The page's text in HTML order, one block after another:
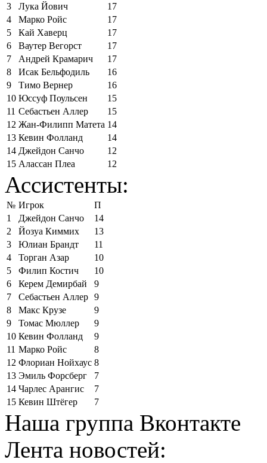
3
Лука Йович
17
4
Марко Ройс
17
5
Кай Хаверц
17
6
Ваутер Вегорст
17
7
Андрей Крамарич
17
8
Исак Бельфодиль
16
9
Тимо Вернер
16
10 Юссуф Поульсен
15
11 Себастьен Аллер
15
12 Жан-Филипп Матета 14
13 Кевин Фолланд
14
14 Джейдон Санчо
12
15 Алассан Плеа 12
Ассистенты:
№ Игрок
П
1
Джейдон Санчо
14
2
Йозуа Киммих
13
3
Юлиан Брандт
11
4
Торган Азар
10
5
Филип Костич
10
6
Керем Демирбай
9
7
Себастьен Аллер 9
8
Макс Крузе
9
9
Томас Мюллер
9
10 Кевин Фолланд
9
11 Марко Ройс
8
12 Флориан Нойхаус 8
13 Эмиль Форсберг
7
14 Чарлес Арангис
7
15 Кевин Штёгер 7
Наша группа Вконтакте
Лента новостей: